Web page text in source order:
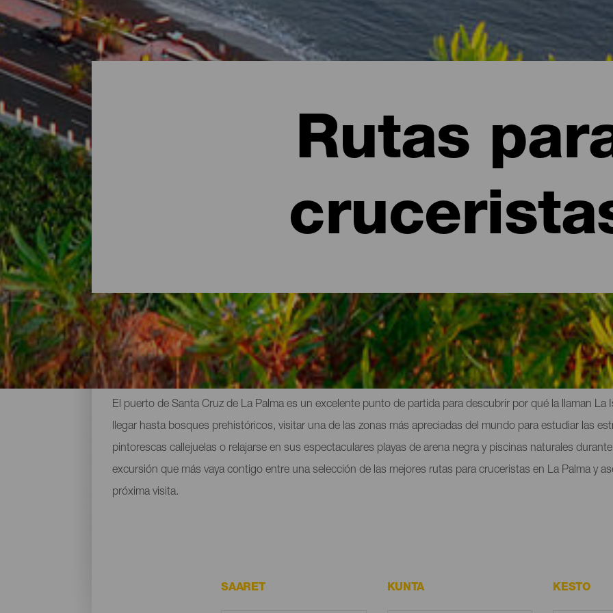
Rutas
Las mejores rutas para cruceristas en La Palma
El puerto de Santa Cruz de La Palma es un excelente punto de partida para descubrir por qué la llaman
llegar hasta bosques prehistóricos, visitar una de las zonas más apreciadas del mundo para estudiar las
pintorescas callejuelas o relajarse en sus espectaculares playas de arena negra y piscinas naturales
excursión que más vaya contigo entre una selección de las mejores rutas para cruceristas en La Palma y
próxima visita.
SAARET KUNTA KESTO